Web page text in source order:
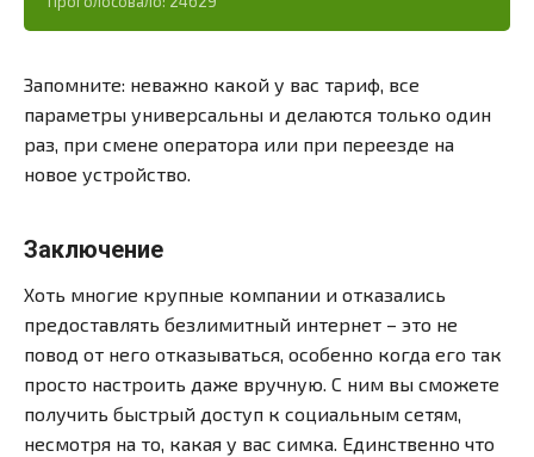
Запомните: неважно какой у вас тариф, все
параметры универсальны и делаются только один
раз, при смене оператора или при переезде на
новое устройство.
Заключение
Хоть многие крупные компании и отказались
предоставлять безлимитный интернет – это не
повод от него отказываться, особенно когда его так
просто настроить даже вручную. С ним вы сможете
получить быстрый доступ к социальным сетям,
несмотря на то, какая у вас симка. Единственно что